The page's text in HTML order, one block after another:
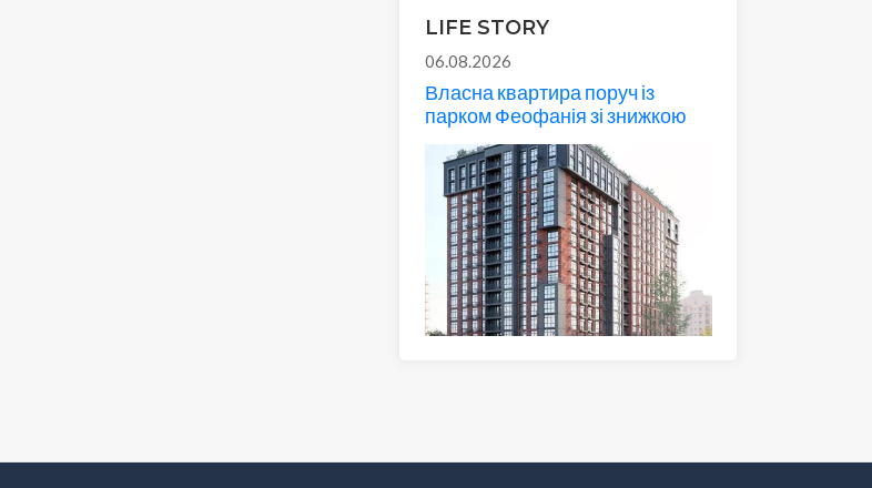
LIFE STORY
06.08.2026
Власна квартира поруч із
парком Феофанія зі знижкою